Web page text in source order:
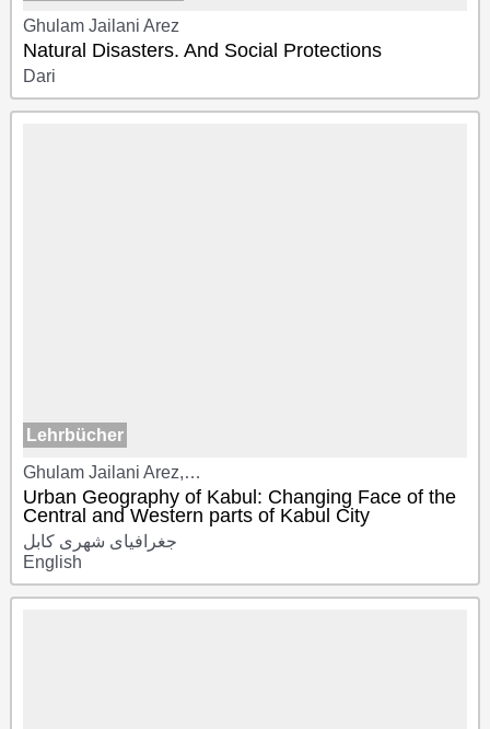
Ghulam Jailani Arez
Natural Disasters. And Social Protections
Dari
Lehrbücher
Ghulam Jailani Arez,…
Urban Geography of Kabul: Changing Face of the
Central and Western parts of Kabul City
جغرافیای شهری کابل
English